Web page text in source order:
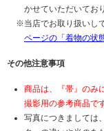
かせていただいてお
当店でお取り扱いし
ページの「着物の状
その他注意事項
商品は、『帯』のみ
撮影用の参考商品です
写真につきましては